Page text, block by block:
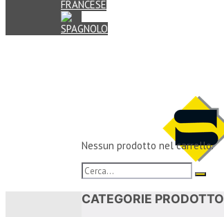
Nessun prodotto nel carrello.
CATEGORIE PRODOTTO